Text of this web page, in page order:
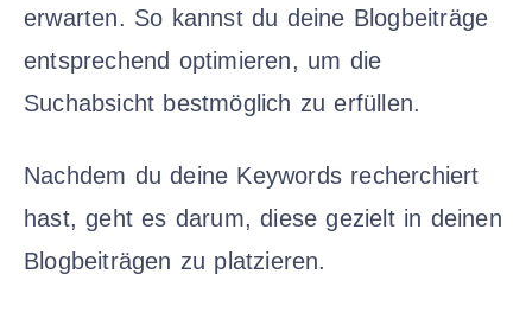
erwarten. So kannst du deine Blogbeiträge
entsprechend optimieren, um die
Suchabsicht bestmöglich zu erfüllen.
Nachdem du deine Keywords recherchiert
hast, geht es darum, diese gezielt in deinen
Blogbeiträgen zu platzieren.